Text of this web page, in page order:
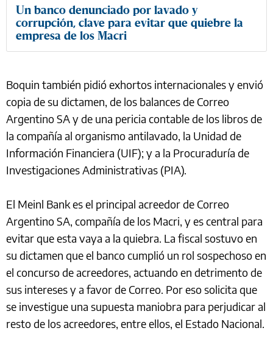
Un banco denunciado por lavado y
corrupción, clave para evitar que quiebre la
empresa de los Macri
Boquin también pidió exhortos internacionales y envió
copia de su dictamen, de los balances de Correo
Argentino SA y de una pericia contable de los libros de
la compañía al organismo antilavado, la Unidad de
Información Financiera (UIF); y a la Procuraduría de
Investigaciones Administrativas (PIA).
El Meinl Bank es el principal acreedor de Correo
Argentino SA, compañía de los Macri, y es central para
evitar que esta vaya a la quiebra. La fiscal sostuvo en
su dictamen que el banco cumplió un rol sospechoso en
el concurso de acreedores, actuando en detrimento de
sus intereses y a favor de Correo. Por eso solicita que
se investigue una supuesta maniobra para perjudicar al
resto de los acreedores, entre ellos, el Estado Nacional.